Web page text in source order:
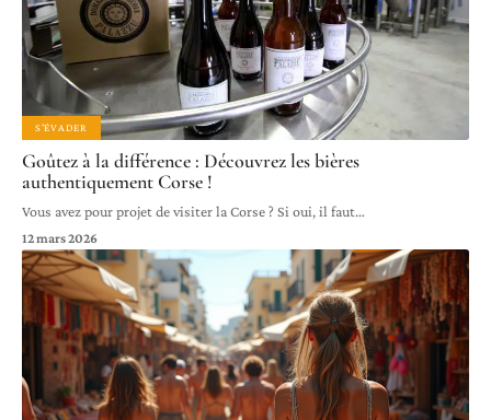
S'ÉVADER
Goûtez à la différence : Découvrez les bières
authentiquement Corse !
Vous avez pour projet de visiter la Corse ? Si oui, il faut…
12 mars 2026